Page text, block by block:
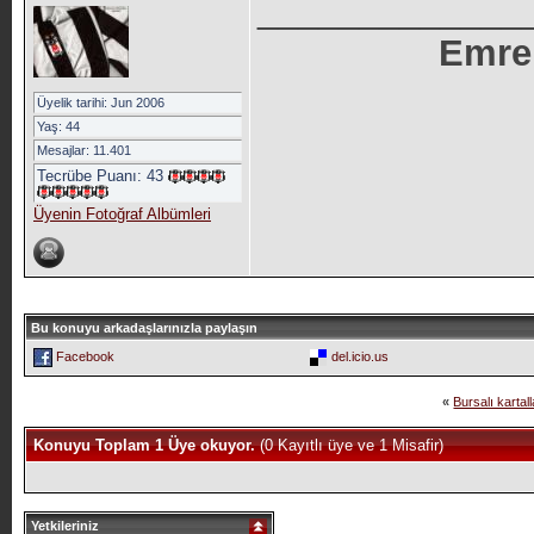
Üyelik tarihi: Jun 2006
Yaş: 44
Mesajlar: 11.401
Tecrübe Puanı: 43
Üyenin Fotoğraf Albümleri
Bu konuyu arkadaşlarınızla paylaşın
Facebook
del.icio.us
« Bursalı
Konuyu Toplam 1 Üye okuyor.(0 Kayıtlı üye ve 1 Misafir)
Yetkileriniz